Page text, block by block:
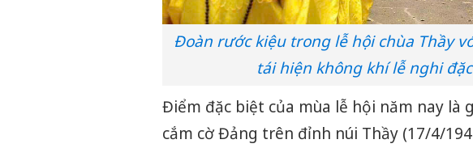
Đoàn rước kiệu trong lễ hội chùa Thầy
tái hiện không khí lễ nghi
Điểm đặc biệt của mùa lễ hội năm nay là
cắm cờ Đảng trên đỉnh núi Thầy (17/4/